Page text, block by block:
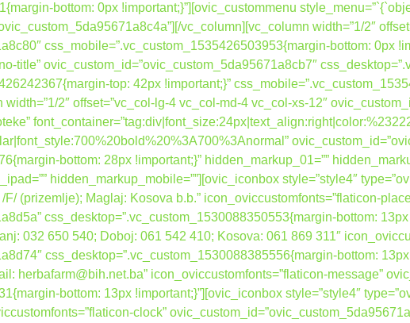
bottom: 0px !important;}”][ovic_custommenu
vc_column][vc_column width=”1/2″
css_mobile=”.vc_custom_1535426503953{margin-bottom: 0px
title” ovic_custom_id=”ovic_custom_5da95671a8cb7″
top: 42px !important;}”
2″ offset=”vc_col-lg-4 vc_col-md-4 vc_col-xs-12″
bottom: 28px !important;}” hidden_markup_01=””
hidden_markup_mobile=””][ovic_iconbox style=”style4″
(prizemlje); Maglaj: Kosova b.b.” icon_oviccustomfonts=”flaticon-
css_desktop=”.vc_custom_1530088350553{margin-bottom:
032 650 540; Doboj: 061 542 410; Kosova: 061 869 311″
css_desktop=”.vc_custom_1530088385556{margin-bottom:
herbafarm@bih.net.ba” icon_oviccustomfonts=”flaticon-message”
bottom: 13px !important;}”][ovic_iconbox style=”style4″
clock”